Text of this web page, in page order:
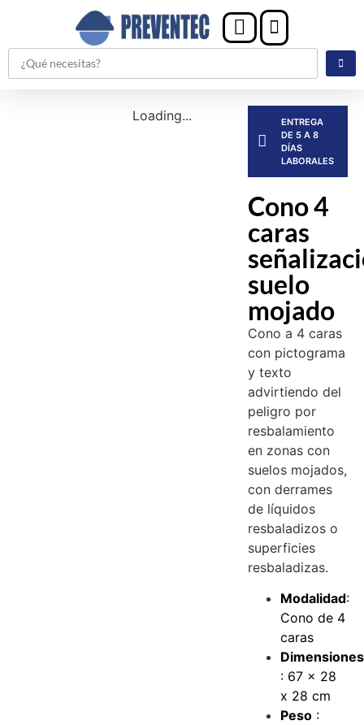
Loading...
ENTREGA
DE 5 A 8
DÍAS
LABORALES
Cono 4
caras
suelo
mojado
Cono a 4 caras
con pictograma
y texto
advirtiendo del
peligro por
resbalamiento
en zonas con
suelos mojados,
con derrames
de líquidos
resbaladizos o
superficies
resbaladizas.
Modalidad:
Cono de 4
caras
Dimensiones
: 67 x 28
x 28 cm
Peso :